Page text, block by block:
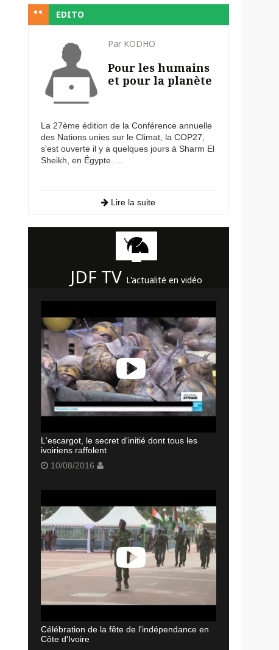
EDITO
Par KODHO
Pour les humains
et pour la planète
La 27ème édition de la Conférence annuelle
des Nations unies sur le Climat, la COP27,
s'est ouverte il y a quelques jours à Sharm El
Sheikh, en Égypte. ...
Lire la suite
JDF TV L'actualité en vidéo
L'escargot, le secret d'initié dont tous les
ivoiriens raffolent
10/08/2016
Célébration de la fête de l'indépendance en
Côte d'Ivoire